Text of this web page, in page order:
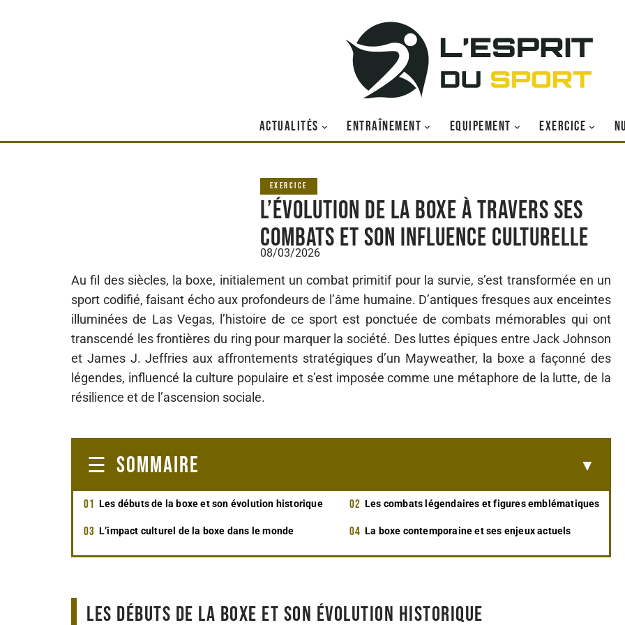
ACTUALITÉS ENTRAÎNEMENT EQUIPEMENT EXERCICE
EXERCICE
L’évolution de la boxe à travers ses
combats et son influence culturelle
08/03/2026
Au fil des siècles, la boxe, initialement un combat primitif pour la survie, s’est transformée en un
sport codifié, faisant écho aux profondeurs de l’âme humaine. D’antiques fresques aux enceintes
illuminées de Las Vegas, l’histoire de ce sport est ponctuée de combats mémorables qui ont
transcendé les frontières du ring pour marquer la société. Des luttes épiques entre Jack Johnson
et James J. Jeffries aux affrontements stratégiques d’un Mayweather, la boxe a façonné des
légendes, influencé la culture populaire et s’est imposée comme une métaphore de la lutte, de la
résilience et de l’ascension sociale.
SOMMAIRE
Les débuts de la boxe et son évolution historique Les combats légendaires et figures emblématiques
L’impact culturel de la boxe dans le monde La boxe contemporaine et ses enjeux actuels
Les débuts de la boxe et son évolution historique